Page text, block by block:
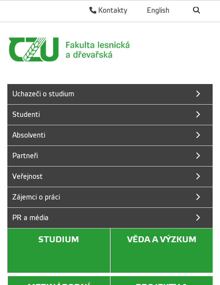
English
Kontakty
Uchazeči o studium
Studenti
Absolventi
Partneři
Veřejnost
Zájemci o práci
PR a média
STUDIUM VĚDA A VÝZKUM